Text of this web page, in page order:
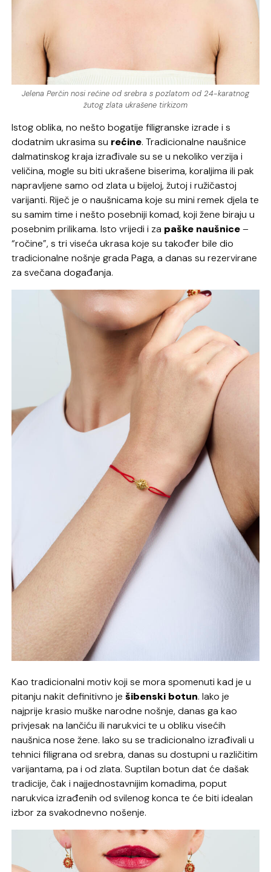
Jelena Perčin nosi rećine od srebra s pozlatom od 24-karatnog
žutog zlata ukrašene tirkizom
Istog oblika, no nešto bogatije filigranske izrade i s
dodatnim ukrasima su rećine. Tradicionalne naušnice
dalmatinskog kraja izrađivale su se u nekoliko verzija i
veličina, mogle su biti ukrašene biserima, koraljima ili pak
napravljene samo od zlata u bijeloj, žutoj i ružičastoj
varijanti. Riječ je o naušnicama koje su mini remek djela te
su samim time i nešto posebniji komad, koji žene biraju u
posebnim prilikama. Isto vrijedi i za paške naušnice–
“ročine”, s tri viseća ukrasa koje su također bile dio
tradicionalne nošnje grada Paga, a danas su rezervirane
za svečana događanja.
Kao tradicionalni motiv koji se mora spomenuti kad je u
pitanju nakit definitivno ješibenski botun. Iako je
najprije krasio muške narodne nošnje, danas ga kao
privjesak na lančiću ili narukvici te u obliku visećih
naušnica nose žene. Iako su se tradicionalno izrađivali u
tehnici filigrana od srebra, danas su dostupni u različitim
varijantama, pa i od zlata. Suptilan botun dat će dašak
tradicije, čak i najjednostavnijim komadima, poput
narukvica izrađenih od svilenog konca te će biti idealan
izbor za svakodnevno nošenje.